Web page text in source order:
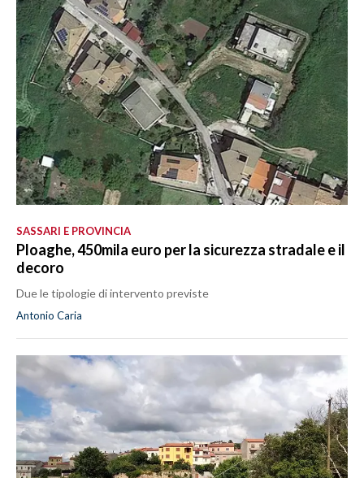
SASSARI E PROVINCIA
Ploaghe, 450mila euro per la sicurezza stradale e il
decoro
Due le tipologie di intervento previste
Antonio Caria